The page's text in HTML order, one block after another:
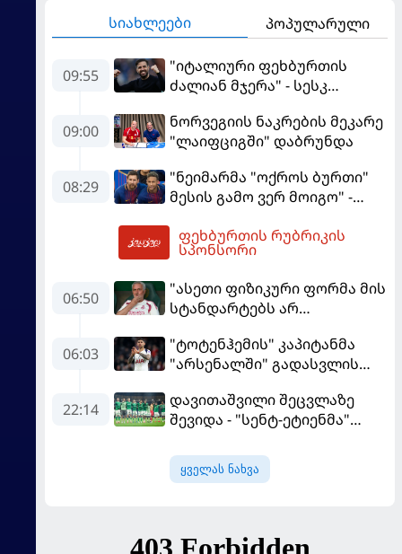
სიახლეები პოპულარული
09:55
"იტალიური ფეხბურთის
ძალიან მჯერა" - სესკ
09:00
ნორვეგიის ნაკრების მეკარე
"ლაიფციგში" დაბრუნდა
08:29
"ნეიმარმა "ოქროს ბურთი"
მესის გამო ვერ მოიგო" -
აგენტი
ფეხბურთის რუბრიკის
სპონსორი
06:50
"ასეთი ფიზიკური ფორმა მის
სტანდარტებს არ
"რეალის" ახალწვეული
გააკრიტიკა
06:03
"ტოტენჰემის" კაპიტანმა
"არსენალში" გადასვლის
22:14
დავითაშვილი შეცვლაზე
შევიდა - "სენტ-ეტიენმა"
ყველას ნახვა